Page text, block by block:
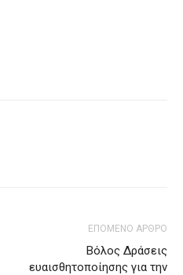
ΕΠΟΜΕΝΟ ΑΡΘΡΟ
Βόλος Δράσεις
ευαισθητοποίησης για την